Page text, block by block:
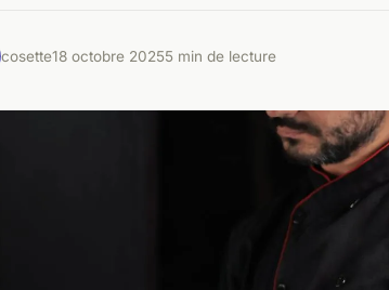
cosette18 octobre 20255 min de lecture